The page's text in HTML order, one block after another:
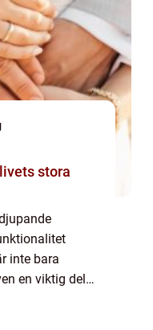
stora
inte bara
en viktig del